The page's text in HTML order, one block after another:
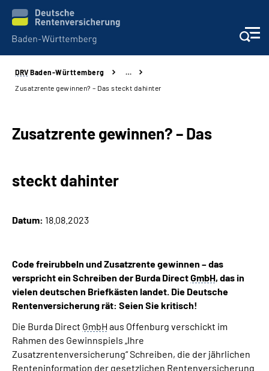
Beratung und Kontakt
Karriere
Inhalte in Gebärdensprache (DGS)
Leichte Sprache
Suche
DRV Baden-Württemberg
…
Zusatzrente gewinnen? – Das steckt dahinter
Zusatzrente gewinnen? – Das
steckt dahinter
Datum: 18.08.2023
Code freirubbeln und Zusatzrente gewinnen – das
verspricht ein Schreiben der Burda DirectGmbH, das in
vielen deutschen Briefkästen landet. Die Deutsche
Rentenversicherung rät: Seien Sie kritisch!
Die Burda Direct GmbH aus Offenburg verschickt im
Rahmen des Gewinnspiels „Ihre
Zusatzrentenversicherung“ Schreiben, die der jährlichen
Renteninformation der gesetzlichen Rentenversicherung